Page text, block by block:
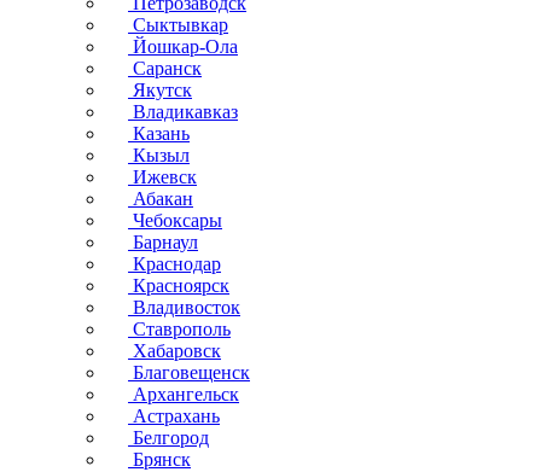
Сыктывкар
Йошкар-Ола
Саранск
Якутск
Владикавказ
Казань
Кызыл
Ижевск
Абакан
Чебоксары
Барнаул
Краснодар
Красноярск
Владивосток
Ставрополь
Хабаровск
Благовещенск
Архангельск
Астрахань
Белгород
Брянск